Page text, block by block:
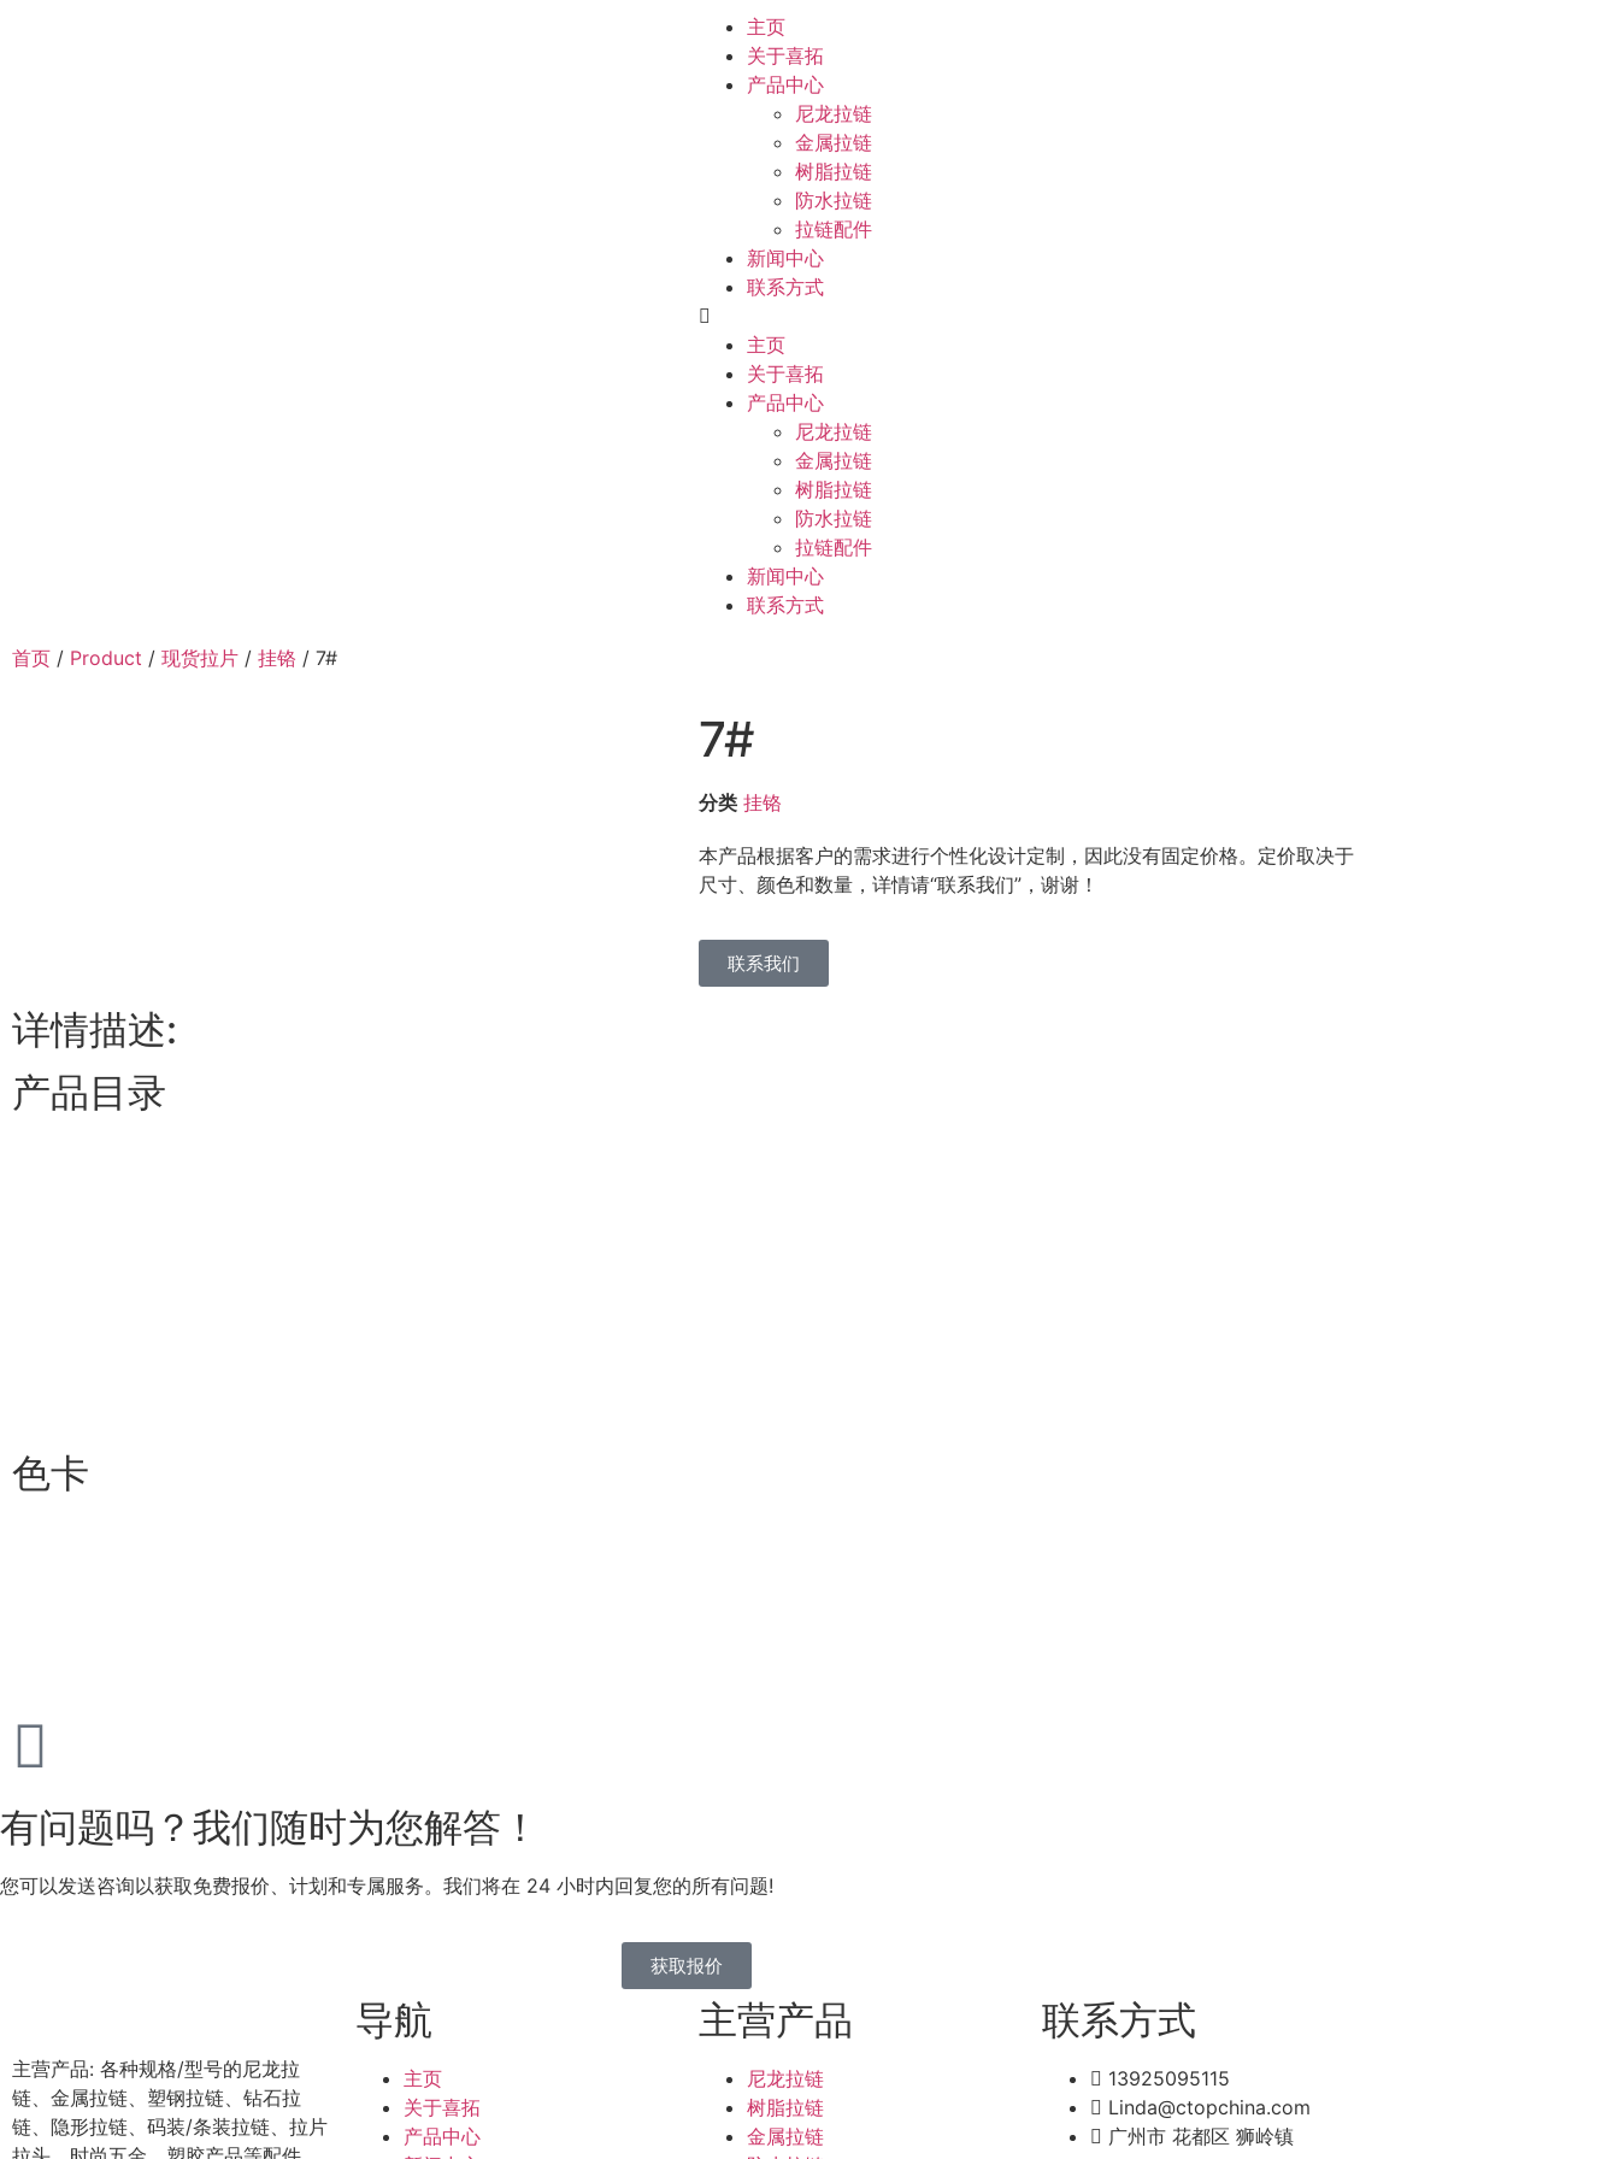
主页
关于喜拓
产品中心
尼龙拉链
金属拉链
树脂拉链
防水拉链
拉链配件
新闻中心
联系方式
主页
关于喜拓
产品中心
尼龙拉链
金属拉链
树脂拉链
防水拉链
拉链配件
新闻中心
联系方式
首页 / Product / 现货拉片 / 挂铬 / 7#
7#
分类 挂铬
本产品根据客户的需求进行个性化设计定制，因此没有固定价格。定价取决于
尺寸、颜色和数量，详情请“联系我们”，谢谢！
联系我们
详情描述:
产品目录
色卡
有问题吗？我们随时为您解答！
您可以发送咨询以获取免费报价、计划和专属服务。我们将在 24 小时内回复您的所有问题!
获取报价
主营产品: 各种规格/型号的尼龙拉
链、金属拉链、塑钢拉链、钻石拉
链、隐形拉链、码装/条装拉链、拉片
导航
主页
关于喜拓
产品中心
主营产品
尼龙拉链
树脂拉链
金属拉链
联系方式
13925095115
Linda@ctopchina.com
广州市 花都区 狮岭镇